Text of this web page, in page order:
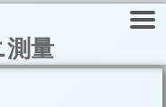
測量